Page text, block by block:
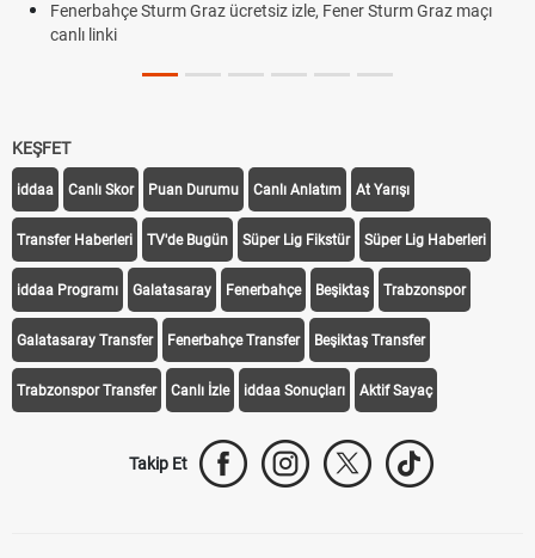
Fenerbahçe Sturm Graz ücretsiz izle, Fener Sturm Graz maçı
canlı linki
KEŞFET
iddaa Canlı Skor Puan Durumu Canlı Anlatım At Yarışı
Transfer Haberleri TV'de Bugün Süper Lig Fikstür Süper Lig Haberleri
iddaa Programı Galatasaray Fenerbahçe Beşiktaş Trabzonspor
Galatasaray Transfer Fenerbahçe Transfer Beşiktaş Transfer
Trabzonspor Transfer Canlı İzle iddaa Sonuçları Aktif Sayaç
Takip Et